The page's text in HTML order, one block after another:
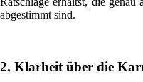
abgestimmt sind.
2. Klarheit über die